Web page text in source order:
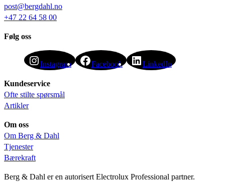
post@bergdahl.no
+47 22 64 58 00
Følg oss
Instagram Facebook LinkedIn
Kundeservice
Ofte stilte spørsmål
Artikler
Om oss
Om Berg & Dahl
Tjenester
Bærekraft
Berg & Dahl er en autorisert Electrolux Professional partner.